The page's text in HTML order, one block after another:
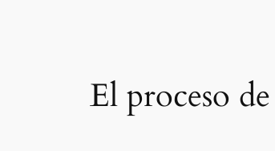
El proceso